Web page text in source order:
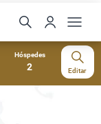
Hóspedes
2 Editar